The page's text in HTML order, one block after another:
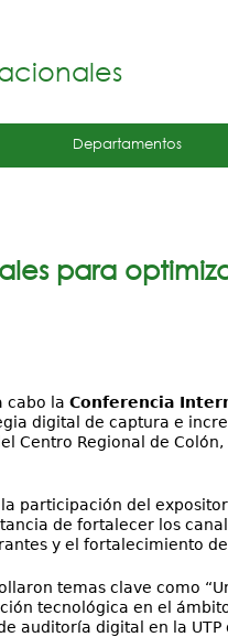
Departamentos
para
cabo la Conferencia
digital de captura e
Centro Regional de
participación del
de fortalecer los
y el fortalecimiento
temas clave como
tecnológica en el
auditoría digital en la